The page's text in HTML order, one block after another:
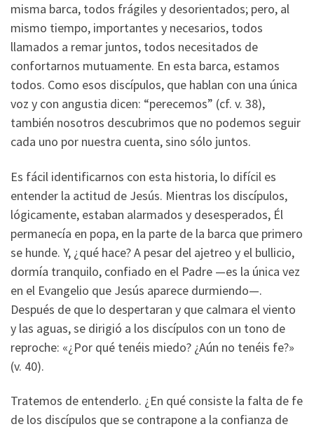
misma barca, todos frágiles y desorientados; pero, al
mismo tiempo, importantes y necesarios, todos
llamados a remar juntos, todos necesitados de
confortarnos mutuamente. En esta barca, estamos
todos. Como esos discípulos, que hablan con una única
voz y con angustia dicen: “perecemos” (cf. v. 38),
también nosotros descubrimos que no podemos seguir
cada uno por nuestra cuenta, sino sólo juntos.
Es fácil identificarnos con esta historia, lo difícil es
entender la actitud de Jesús. Mientras los discípulos,
lógicamente, estaban alarmados y desesperados, Él
permanecía en popa, en la parte de la barca que primero
se hunde. Y, ¿qué hace? A pesar del ajetreo y el bullicio,
dormía tranquilo, confiado en el Padre —es la única vez
en el Evangelio que Jesús aparece durmiendo—.
Después de que lo despertaran y que calmara el viento
y las aguas, se dirigió a los discípulos con un tono de
reproche: «¿Por qué tenéis miedo? ¿Aún no tenéis fe?»
(v. 40).
Tratemos de entenderlo. ¿En qué consiste la falta de fe
de los discípulos que se contrapone a la confianza de